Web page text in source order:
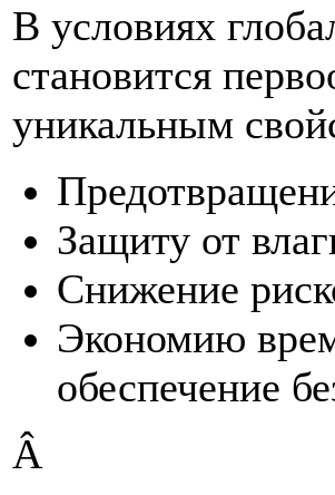
В условиях
становится
уникальным
Защиту от
Снижение
Экономию
обеспечение
Â